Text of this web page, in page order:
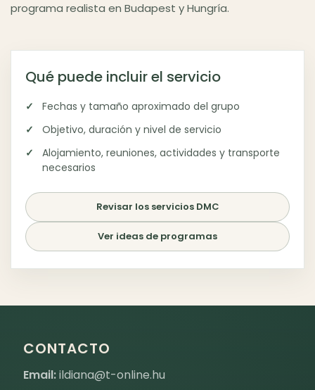
programa realista en Budapest y Hungría.
Qué puede incluir el servicio
Fechas y tamaño aproximado del grupo
Objetivo, duración y nivel de servicio
Alojamiento, reuniones, actividades y transporte
necesarios
Revisar los servicios DMC
Ver ideas de programas
CONTACTO
Email:ildiana@t-online.hu